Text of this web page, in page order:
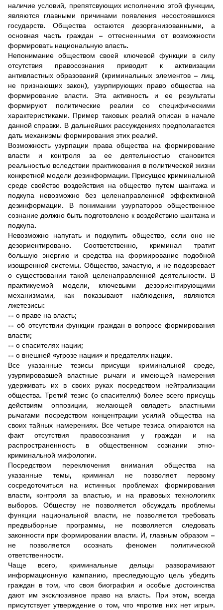
наличие условий, препятсвующих исполнению этой функции,
являются главными причинами появления несостоявшихся
государств. Общества остаются дезорганизованными, а
основная часть граждан – оттесненными от возможности
формировать национальную власть.
Непонимание обществом своей ключевой функции в силу
отсутствия правосознания приводит к активизации
антивластных образований (криминальных элементов – лиц,
не признающих закон), узурпирующих право общества на
формирование власти. Эта активность и ее результаты
формируют политические реалии со специфическими
характеристиками. Пример таковых реалий описан в начале
данной справки. В дальнейших рассуждениях предполагается
дать механизмы формирования этих реалий.
Возможность узурпации права общества на формирование
власти и контроля за ее деятельностью становится
реальностью вследствии практикования в политической жизни
конкретной модели дезинформации. Присущее криминальной
среде свойство воздействия на общество путем шантажа и
подкупа невозможно без целенаправленной эффективной
дезинформации. В понимании узурпаторов общественное
сознание должно быть подготовлено к воздействию шантажа и
подкупа.
Невозможно напугать и подкупить общество, если оно не
дезориентировано. Соответственно, криминал тратит
большую энергию и средства на формирование подобной
изощренной системы. Общество, зачастую, и не подозревает
о существовании такой целенаправленной деятельности. В
практикуемой модели, ключевыми дезориентирующими
механизмами, как показывают наблюдения, являются
лжетезисы:
-- о праве на власть;
-- об отсутствии функции граждан в вопросе формирования
власти;
-- о спасителях нации;
-- о внешней «угрозе нации» и предателях нации.
Все указанные тезисы присущи криминальной среде,
узурпировавшей властные рычаги и имеющей намерения
удерживать их в своих руках посредством нейтрализации
общества. Третий тезис (о спасителях) более всего присущь
действиям оппозиции, желающей овладеть властными
рычагами посредством концентрации усилий общества на
своих тайных намерениях. Все четыре тезиса опираются на
факт отсутствия правосознания у граждан и на
распространенность в общественном сознании этно-
криминальной мифологии.
Посредством переключения внимания общества на
указанные темы, криминал не позволяет первому
сосредоточиться на истинных проблемах формирования
власти, контроля за властью, и на правовых технологиях
выборов. Обществу не позволяется обсуждать проблемы
функции национальной власти, не позволяется требовать
предвыборные программы, не позволяется следовать
законности при формировании власти. И, главным образом –
не позволяется осознать феномен политической
ответственности.
Чаще всего, криминальные дельцы разворачивают
информационную кампанию, преследующую цель убедить
граждан в том, что своя биография и особые достоинства
дают им эксклюзивное право на власть. При этом, всегда
присутствует утверждение о том, что «против них нет игры».